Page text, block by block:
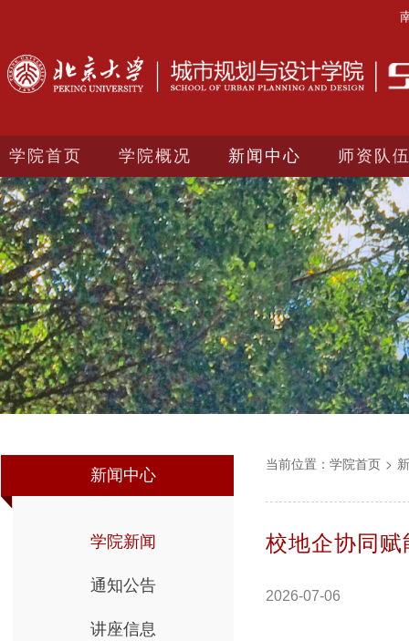
学院首页 学院概况 新闻中心 师资队
新闻中心
学院新闻
通知公告
讲座信息
当前位置： 学院首页 >
校地企协同
2026-07-06